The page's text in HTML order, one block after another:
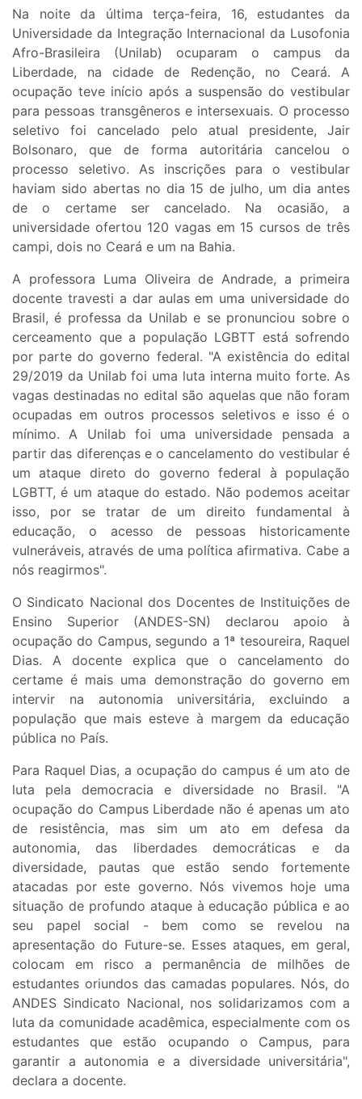
Na noite da última terça-feira, 16, estudantes da
Universidade da Integração Internacional da Lusofonia
Afro-Brasileira (Unilab) ocuparam o campus da
Liberdade, na cidade de Redenção, no Ceará. A
ocupação teve início após a suspensão do vestibular
para pessoas transgêneros e intersexuais. O processo
seletivo foi cancelado pelo atual presidente, Jair
Bolsonaro, que de forma autoritária cancelou o
processo seletivo. As inscrições para o vestibular
haviam sido abertas no dia 15 de julho, um dia antes
de o certame ser cancelado. Na ocasião, a
universidade ofertou 120 vagas em 15 cursos de três
campi, dois no Ceará e um na Bahia.
A professora Luma Oliveira de Andrade, a primeira
docente travesti a dar aulas em uma universidade do
Brasil, é professa da Unilab e se pronunciou sobre o
cerceamento que a população LGBTT está sofrendo
por parte do governo federal. "A existência do edital
29/2019 da Unilab foi uma luta interna muito forte. As
vagas destinadas no edital são aquelas que não foram
ocupadas em outros processos seletivos e isso é o
mínimo. A Unilab foi uma universidade pensada a
partir das diferenças e o cancelamento do vestibular é
um ataque direto do governo federal à população
LGBTT, é um ataque do estado. Não podemos aceitar
isso, por se tratar de um direito fundamental à
educação, o acesso de pessoas historicamente
vulneráveis, através de uma política afirmativa. Cabe a
nós reagirmos".
O Sindicato Nacional dos Docentes de Instituições de
Ensino Superior (ANDES-SN) declarou apoio à
ocupação do Campus, segundo a 1ª tesoureira, Raquel
Dias. A docente explica que o cancelamento do
certame é mais uma demonstração do governo em
intervir na autonomia universitária, excluindo a
população que mais esteve à margem da educação
pública no País.
Para Raquel Dias, a ocupação do campus é um ato de
luta pela democracia e diversidade no Brasil. "A
ocupação do Campus Liberdade não é apenas um ato
de resistência, mas sim um ato em defesa da
autonomia, das liberdades democráticas e da
diversidade, pautas que estão sendo fortemente
atacadas por este governo. Nós vivemos hoje uma
situação de profundo ataque à educação pública e ao
seu papel social - bem como se revelou na
apresentação do Future-se. Esses ataques, em geral,
colocam em risco a permanência de milhões de
estudantes oriundos das camadas populares. Nós, do
ANDES Sindicato Nacional, nos solidarizamos com a
luta da comunidade acadêmica, especialmente com os
estudantes que estão ocupando o Campus, para
garantir a autonomia e a diversidade universitária",
declara a docente.